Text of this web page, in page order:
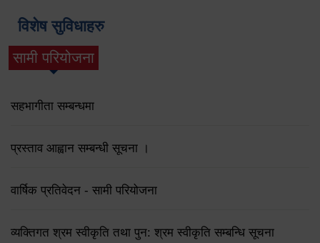
विशेष सुविधाहरु
सामी परियोजना
(active tab)
सहभागीता सम्बन्धमा
प्रस्ताव आह्वान सम्बन्धी सूचना ।
वार्षिक प्रतिवेदन - सामी परियोजना
व्यक्तिगत श्रम स्वीकृति तथा पुन: श्रम स्वीकृति सम्बन्धि सूचना